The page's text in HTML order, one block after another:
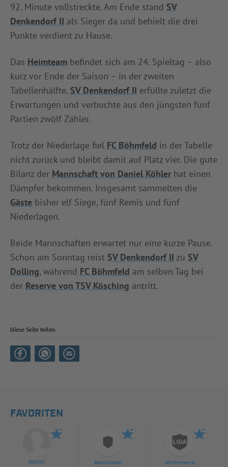
92. Minute vollstreckte. Am Ende stand SV
Denkendorf II als Sieger da und behielt die drei
Punkte verdient zu Hause.
Das Heimteam befindet sich am 24. Spieltag – also
kurz vor Ende der Saison – in der zweiten
Tabellenhälfte. SV Denkendorf II erfüllte zuletzt die
Erwartungen und verbuchte aus den jüngsten fünf
Partien zwölf Zähler.
Trotz der Niederlage fiel FC Böhmfeld in der Tabelle
nicht zurück und bleibt damit auf Platz vier. Die gute
Bilanz der Mannschaft von Daniel Köhler hat einen
Dämpfer bekommen. Insgesamt sammelten die
Gäste bisher elf Siege, fünf Remis und fünf
Niederlagen.
Beide Mannschaften erwartet nur eine kurze Pause.
Schon am Sonntag reist SV Denkendorf II zu SV
Dolling, während FC Böhmfeld am selben Tag bei
der Reserve von TSV Kösching antritt.
Diese Seite teilen
FAVORITEN
Spieler Mannschaft Wettbewerb